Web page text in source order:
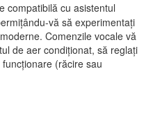
compatibilă cu asistentul
vă să experimentați
Comenzile vocale vă
de aer condiționat, să reglați
(răcire sau